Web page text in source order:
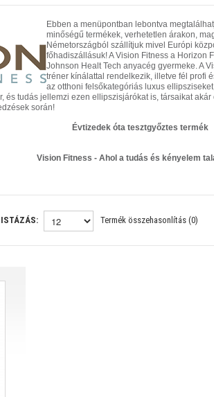
Ebben a menüpontban lebontva
minőségű termékek, verhetetlen árakon,
Németországból szállítjuk mivel Európi
főhadiszállásuk! A Vision Fitness a Horizon
Johnson Healt Tech anyacég gyermeke. A
tréner kínálattal rendelkezik, illetve fél profi
az otthoni felsőkategóriás luxus
és tudás jellemzi ezen ellipszisjárókat is, társaikat
során!
Évtizedek óta tesztgyőztes termék
Vision Fitness - Ahol a tudás és kényelem
Termék összehasonlítás (0)